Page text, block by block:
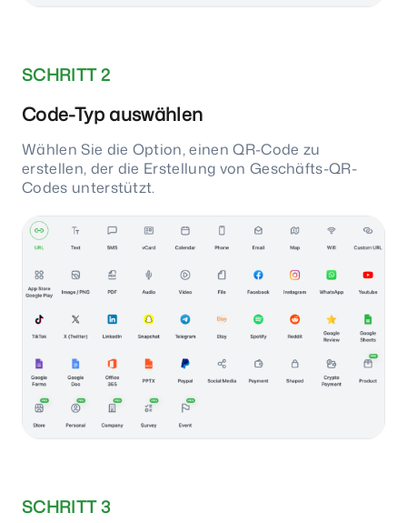
SCHRITT 2
Code-Typ auswählen
Wählen Sie die Option, einen QR-Code zu
erstellen, der die Erstellung von Geschäfts-QR-
Codes unterstützt.
SCHRITT 3